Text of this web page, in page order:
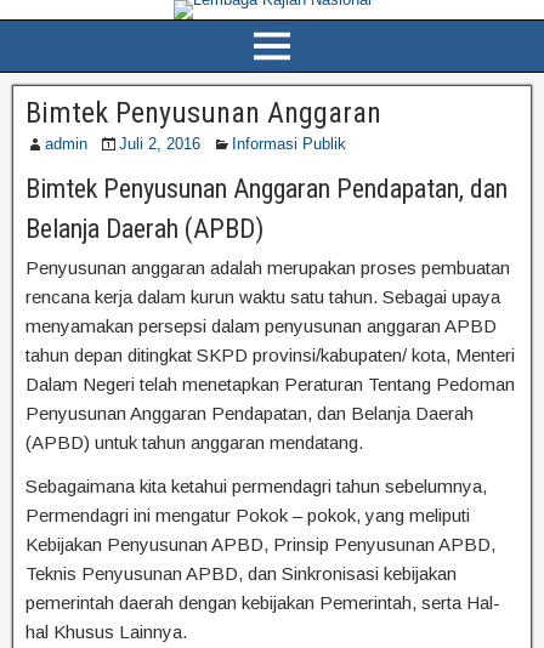
Bimtek Penyusunan Anggaran
admin Juli 2, 2016 Informasi Publik
Bimtek Penyusunan Anggaran Pendapatan, dan
Belanja Daerah (APBD)
Penyusunan anggaran adalah merupakan proses pembuatan
rencana kerja dalam kurun waktu satu tahun. Sebagai upaya
menyamakan persepsi dalam penyusunan anggaran APBD
tahun depan ditingkat SKPD provinsi/kabupaten/ kota, Menteri
Dalam Negeri telah menetapkan Peraturan Tentang Pedoman
Penyusunan Anggaran Pendapatan, dan Belanja Daerah
(APBD) untuk tahun anggaran mendatang.
Sebagaimana kita ketahui permendagri tahun sebelumnya,
Permendagri ini mengatur Pokok – pokok, yang meliputi
Kebijakan Penyusunan APBD, Prinsip Penyusunan APBD,
Teknis Penyusunan APBD, dan Sinkronisasi kebijakan
pemerintah daerah dengan kebijakan Pemerintah, serta Hal-
hal Khusus Lainnya.